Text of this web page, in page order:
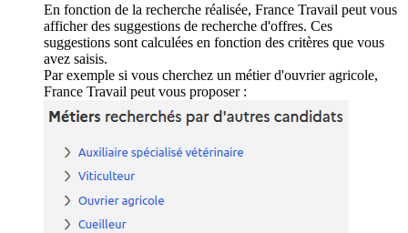
En fonction de la recherche réalisée, France Travail peut vous
afficher des suggestions de recherche d'offres. Ces
suggestions sont calculées en fonction des critères que vous
avez saisis.
Par exemple si vous cherchez un métier d'ouvrier agricole,
France Travail peut vous proposer :